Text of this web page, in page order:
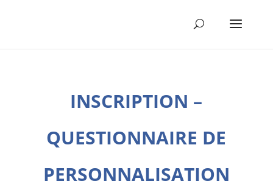
INSCRIPTION –
QUESTIONNAIRE DE
PERSONNALISATION